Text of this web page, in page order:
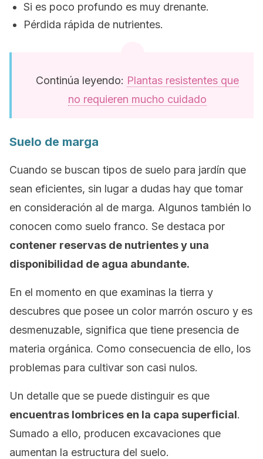
Si es poco profundo es muy drenante.
Pérdida rápida de nutrientes.
Continúa leyendo: Plantas resistentes que
no requieren mucho cuidado
Suelo de marga
Cuando se buscan tipos de suelo para jardín que
sean eficientes, sin lugar a dudas hay que tomar
en consideración al de marga. Algunos también lo
conocen como suelo franco. Se destaca por
contener reservas de nutrientes y una
disponibilidad de agua abundante.
En el momento en que examinas la tierra y
descubres que posee un color marrón oscuro y es
desmenuzable, significa que tiene presencia de
materia orgánica. Como consecuencia de ello, los
problemas para cultivar son casi nulos.
Un detalle que se puede distinguir es que
encuentras lombrices en la capa superficial.
Sumado a ello, producen excavaciones que
aumentan la estructura del suelo.